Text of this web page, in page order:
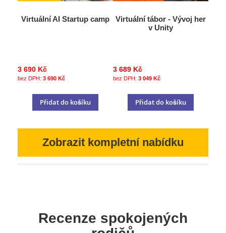
Virtuální AI Startup camp
3 690 Kč
3 690 Kč
Přidat do košíku
Virtuální tábor - Vývoj her
v Unity
3 689 Kč
3 049 Kč
Přidat do košíku
Zobrazit kompletní nabídku
Recenze spokojených